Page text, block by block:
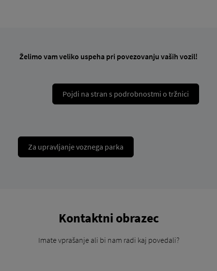
Želimo vam veliko uspeha pri povezovanju vaših vozil!
Pojdi na stran s podrobnostmi o tržnici
Za upravljanje voznega parka
Kontaktni obrazec
Imate vprašanje ali bi nam radi kaj povedali?